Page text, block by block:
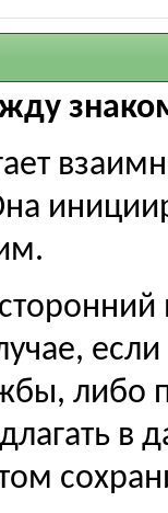
либо
в